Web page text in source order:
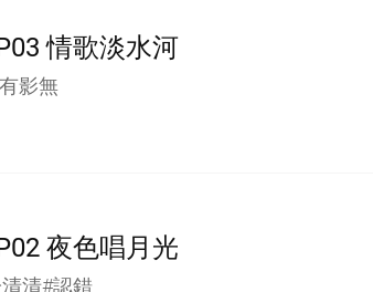
情歌淡水河
影無
夜色唱月光
清#認錯